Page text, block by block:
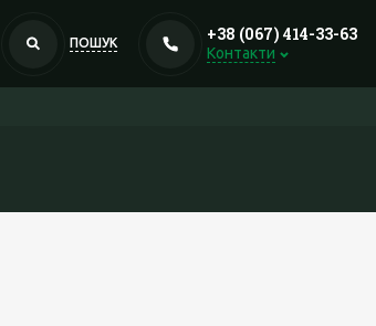
ПОШУК +38 (067) 414-33-63
Контакти